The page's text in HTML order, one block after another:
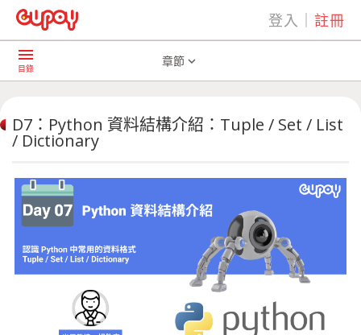
登入 ｜註冊
AI共學社群play_arrow D7：Python 資料結構 ... t / Dictionary
menu
目錄
章節 expand_more
D7：Python 資料結構介紹：Tuple / Set / List
/ Dictionary